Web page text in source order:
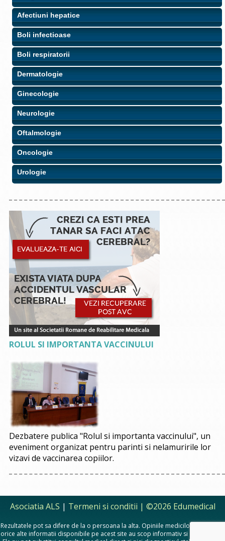
Afectiuni hepatice
Boli infectioase
Boli respiratorii
Dermatologie
Ginecologie
Neurologie
Oftalmologie
Oncologie
Urologie
ROLUL SI IMPORTANTA VACCINULUI
Dezbatere publica "Rolul si importanta vaccinului", un
eveniment organizat pentru parinti si nelamuririle lor
vizavi de vaccinarea copiilor.
Asociatia ALS | Termeni si conditii | ©2026 Edumedical
Rezultatele pot sa difere de la o persoana la alta. Opiniile medicilor, sfaturile si
orice alte informatii disponibile pe acest site au scop informativ si educational.